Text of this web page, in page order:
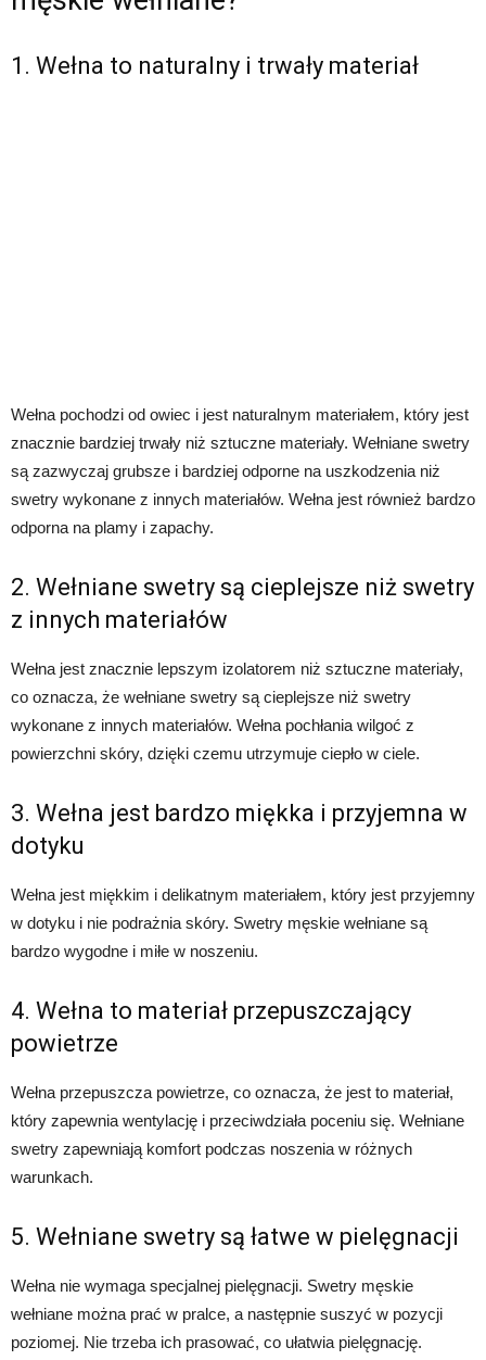
1. Wełna to naturalny i trwały materiał
Wełna pochodzi od owiec i jest naturalnym materiałem, który jest
znacznie bardziej trwały niż sztuczne materiały. Wełniane swetry
są zazwyczaj grubsze i bardziej odporne na uszkodzenia niż
swetry wykonane z innych materiałów. Wełna jest również bardzo
odporna na plamy i zapachy.
2. Wełniane swetry są cieplejsze niż swetry
z innych materiałów
Wełna jest znacznie lepszym izolatorem niż sztuczne materiały,
co oznacza, że ​​wełniane swetry są cieplejsze niż swetry
wykonane z innych materiałów. Wełna pochłania wilgoć z
powierzchni skóry, dzięki czemu utrzymuje ciepło w ciele.
3. Wełna jest bardzo miękka i przyjemna w
dotyku
Wełna jest miękkim i delikatnym materiałem, który jest przyjemny
w dotyku i nie podrażnia skóry. Swetry męskie wełniane są
bardzo wygodne i miłe w noszeniu.
4. Wełna to materiał przepuszczający
powietrze
Wełna przepuszcza powietrze, co oznacza, że ​​jest to materiał,
który zapewnia wentylację i przeciwdziała poceniu się. Wełniane
swetry zapewniają komfort podczas noszenia w różnych
warunkach.
5. Wełniane swetry są łatwe w pielęgnacji
Wełna nie wymaga specjalnej pielęgnacji. Swetry męskie
wełniane można prać w pralce, a następnie suszyć w pozycji
poziomej. Nie trzeba ich prasować, co ułatwia pielęgnację.